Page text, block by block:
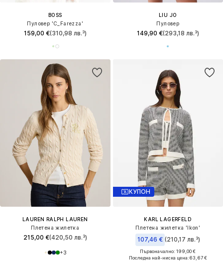
BOSS
Пуловер 'C_Farezza'
159,00 €(310,98 лв.³)
LIU JO
Пуловер
149,90 €(293,18 лв.³)
LAUREN RALPH LAUREN
Плетена жилетка
215,00 €(420,50 лв.³)
+3
КУПОН
KARL LAGERFELD
Плетена жилетка 'Ikon'
107,46 € (210,17 лв.³)
Първоначално: 199,00 €
Последна най-ниска цена:63,67 €